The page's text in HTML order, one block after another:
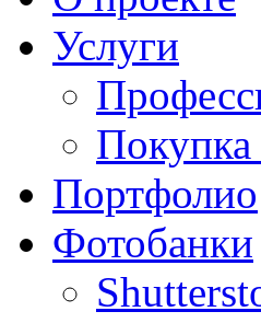
Услуги
Покупка
Портфолио
Фотобанки